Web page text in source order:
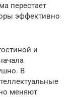
перестает
эффективно
и
В
меняют